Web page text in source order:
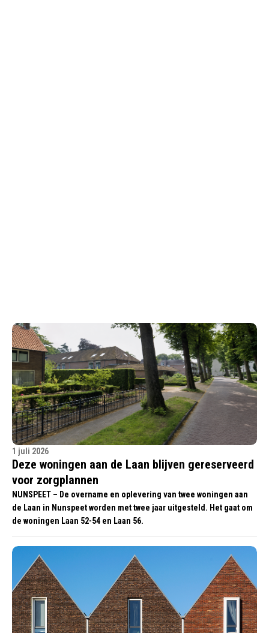
1 juli 2026
Deze woningen aan de Laan blijven gereserveerd
voor zorgplannen
NUNSPEET – De overname en oplevering van twee woningen aan
de Laan in Nunspeet worden met twee jaar uitgesteld. Het gaat om
de woningen Laan 52-54 en Laan 56.